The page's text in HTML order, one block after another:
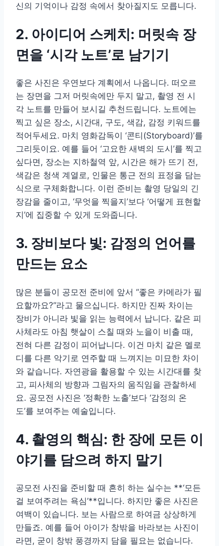
신의 기억이나 감정 속에서 찾아질지도 모릅니다.
2. 아이디어 스케치: 머릿속 장
면을 ‘시각 노트’로 남기기
좋은 사진은 우연보다 계획에서 나옵니다. 떠오르
는 장면을 그저 머릿속에만 두지 말고, 촬영 전 시
각 노트를 만들어 보시길 추천드립니다. 노트에는
찍고 싶은 장소, 시간대, 구도, 색감, 감정 키워드를
적어두세요. 마치 영화감독이 ‘콘티(Storyboard)’를
그리듯이요. 예를 들어 ‘고요한 새벽의 도시’를 찍고
싶다면, 장소는 지하철역 앞, 시간은 해가 뜨기 전,
색감은 청색 계열로, 인물은 통근 전의 표정을 담는
식으로 구체화합니다. 이런 준비는 촬영 당일의 긴
장감을 줄이고, ‘무엇을 찍을지’보다 ‘어떻게 표현할
지’에 집중할 수 있게 도와줍니다.
3. 장비보다 빛: 감정의 언어를
만드는 요소
많은 분들이 공모전 준비에 앞서 “좋은 카메라가 필
요할까요?”라고 물으십니다. 하지만 진짜 차이는
장비가 아니라 빛을 읽는 능력에서 납니다. 같은 피
사체라도 아침 햇살이 스칠 때와 노을이 비출 때,
전혀 다른 감정이 피어납니다. 이건 마치 같은 멜로
디를 다른 악기로 연주할 때 느껴지는 미묘한 차이
와 같습니다. 자연광을 활용할 수 있는 시간대를 찾
고, 피사체의 방향과 그림자의 움직임을 관찰하세
요. 공모전 사진은 ‘정확한 노출’보다 ‘감정의 온
도’를 보여주는 예술입니다.
4. 촬영의 핵심: 한 장에 모든 이
야기를 담으려 하지 말기
공모전 사진을 준비할 때 흔히 하는 실수는 **‘모든
걸 보여주려는 욕심’**입니다. 하지만 좋은 사진은
여백이 있습니다. 보는 사람으로 하여금 상상하게
만들죠. 예를 들어 아이가 창밖을 바라보는 사진이
라면, 굳이 창밖 풍경까지 담을 필요는 없습니다.